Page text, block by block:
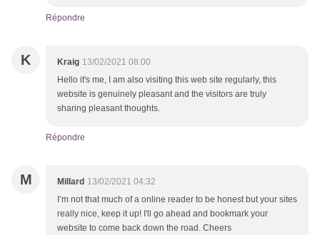
Répondre
K Kraig 13/02/2021 08:00
Hello it's me, I am also visiting this web site regularly, this
website is genuinely pleasant and the visitors are truly
sharing pleasant thoughts.
Répondre
M Millard 13/02/2021 04:32
I’m not that much of a online reader to be honest but your sites
really nice, keep it up! I'll go ahead and bookmark your
website to come back down the road. Cheers